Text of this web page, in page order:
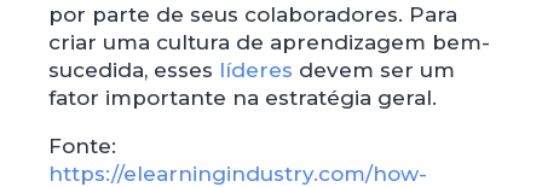
por parte de seus colaboradores. Para
criar uma cultura de aprendizagem bem-
sucedida, esses líderes devem ser um
fator importante na estratégia geral.
Fonte:
https://elearningindustry.com/how-